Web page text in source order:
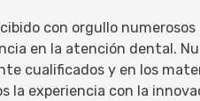
con orgullo
en la atención dental.
cualificados y en los
la experiencia con la